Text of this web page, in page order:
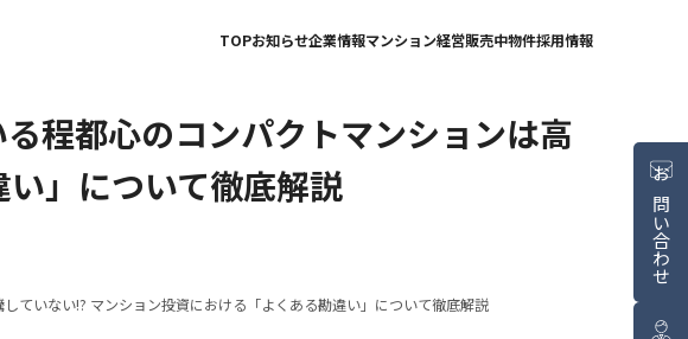
TOPお知らせ企業情報マンション経営販売中物件採用情報
程都心のコンパクトマンションは高
」について徹底解説
ていない!? マンション投資における「よくある勘違い」について徹底解説
お問い合わせ